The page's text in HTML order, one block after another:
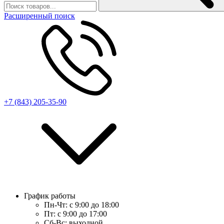
Расширенный поиск
+7 (843) 205-35-90
График работы
Пн-Чт: с 9:00 до 18:00
Пт: с 9:00 до 17:00